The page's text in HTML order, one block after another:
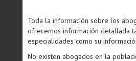
Toda la información sobre los
ofrecemos información detallada
especialidades como su
No existen abogados en la